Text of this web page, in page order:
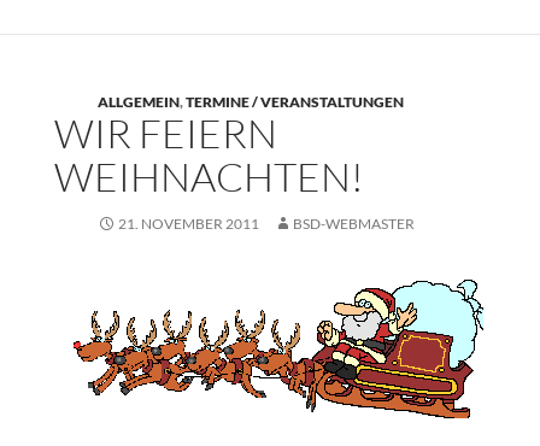
ALLGEMEIN,TERMINE / VERANSTALTUNGEN
WIR FEIERN
WEIHNACHTEN!
21. NOVEMBER 2011 BSD-WEBMASTER